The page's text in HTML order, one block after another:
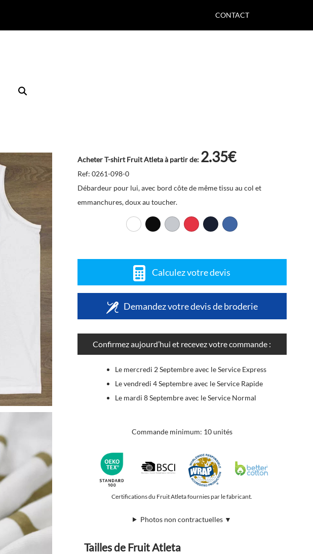
CONTACT
Acheter T-shirt Fruit Atleta à partir de: 2.35€
Ref: 0261-098-0
Débardeur pour lui, avec bord côte de même tissu au col et
emmanchures, doux au toucher.
Calculez votre devis
Demandez votre devis de broderie
Confirmez aujourd’hui et recevez votre commande :
Le mercredi 2 Septembre avec le Service Express
Le vendredi 4 Septembre avec le Service Rapide
Le mardi 8 Septembre avec le Service Normal
Commande minimum: 10 unités
Certifications du Fruit Atleta fournies par le fabricant.
Photos non contractuelles ▼
Tailles de Fruit Atleta